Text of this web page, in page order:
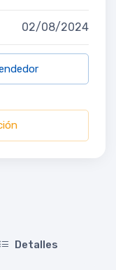
02/08/2024
Detalles